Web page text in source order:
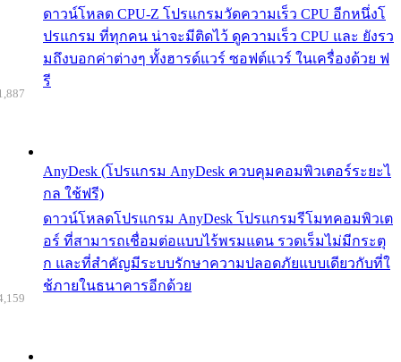
ดาวน์โหลด CPU-Z โปรแกรมวัดความเร็ว CPU อีกหนึ่งโ
ปรแกรม ที่ทุกคน น่าจะมีติดไว้ ดูความเร็ว CPU และ ยังรว
มถึงบอกค่าต่างๆ ทั้งฮารด์แวร์ ซอฟต์แวร์ ในเครื่องด้วย ฟ
รี
AnyDesk (โปรแกรม AnyDesk ควบคุมคอมพิวเตอร์ระยะไ
กล ใช้ฟรี)
ดาวน์โหลดโปรแกรม AnyDesk โปรแกรมรีโมทคอมพิวเต
อร์ ที่สามารถเชื่อมต่อแบบไร้พรมแดน รวดเร็มไม่มีกระตุ
ก และที่สำคัญมีระบบรักษาความปลอดภัยแบบเดียวกับที่ใ
ช้ภายในธนาคารอีกด้วย